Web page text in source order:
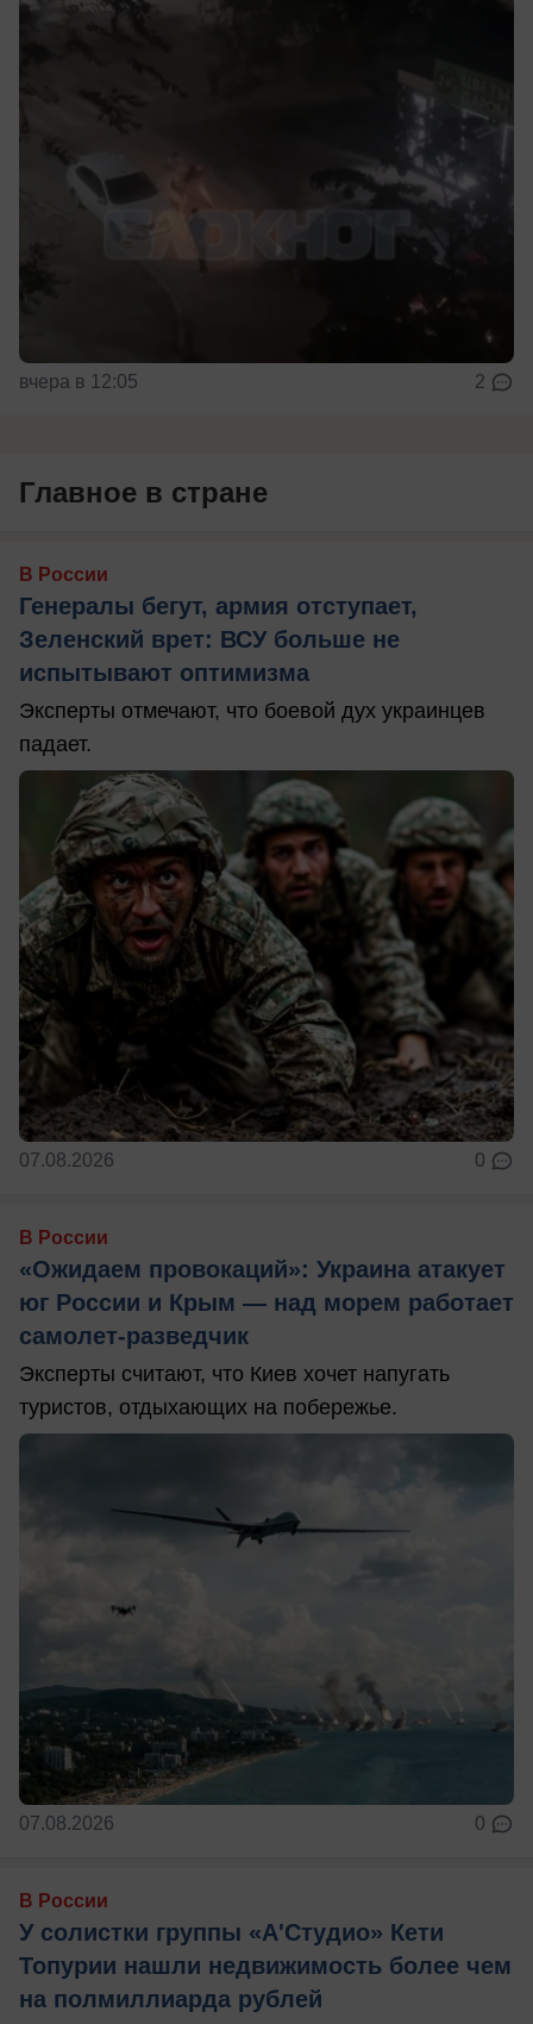
вчера в 12:05 2
Главное в стране
В России
Генералы бегут, армия отступает,
Зеленский врет: ВСУ больше не
испытывают оптимизма
Эксперты отмечают, что боевой дух украинцев
падает.
07.08.2026 0
В России
«Ожидаем провокаций»: Украина атакует
юг России и Крым — над морем работает
самолет-разведчик
Эксперты считают, что Киев хочет напугать
туристов, отдыхающих на побережье.
07.08.2026 0
В России
У солистки группы «А'Студио» Кети
Топурии нашли недвижимость более чем
на полмиллиарда рублей